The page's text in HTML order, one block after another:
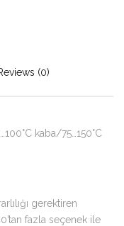
(0)
kaba/75…150°C
gerektiren
fazla seçenek ile